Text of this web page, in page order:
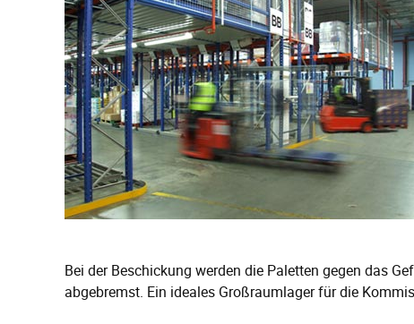
Bei der Beschickung werden die Paletten gegen das
abgebremst. Ein ideales Großraumlager für die